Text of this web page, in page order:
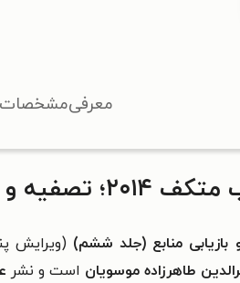
معرفیمشخصات
(جلد ششم)
(ویرایش پنجم ۲۰۱۴؛
طاهرزاده موسویان است و نشر